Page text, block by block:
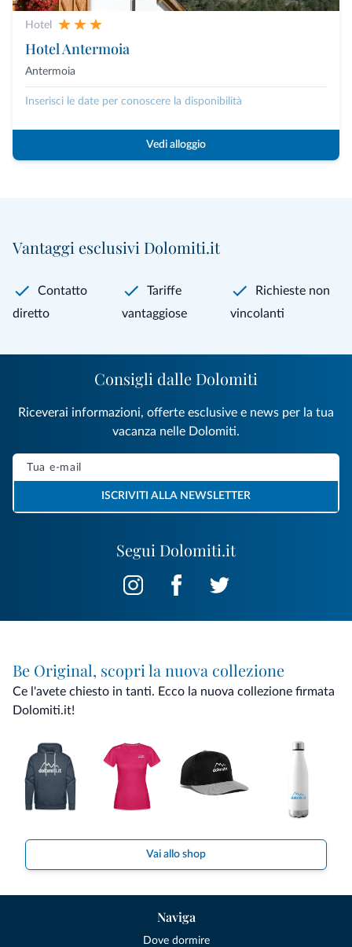
Hotel
Hotel Antermoia
Antermoia
Inserisci le date per conoscere la disponibilità
Vedi alloggio
Vantaggi esclusivi Dolomiti.it
Contatto
diretto
Tariffe
vantaggiose
Richieste non
vincolanti
Segui Dolomiti.it
Consigli dalle Dolomiti
Riceverai informazioni, offerte esclusive e news per la tua
vacanza nelle Dolomiti.
ISCRIVITI ALLA NEWSLETTER
Be Original, scopri la nuova collezione
Ce l'avete chiesto in tanti. Ecco la nuova collezione firmata
Dolomiti.it!
Vai allo shop
Naviga
Dove dormire